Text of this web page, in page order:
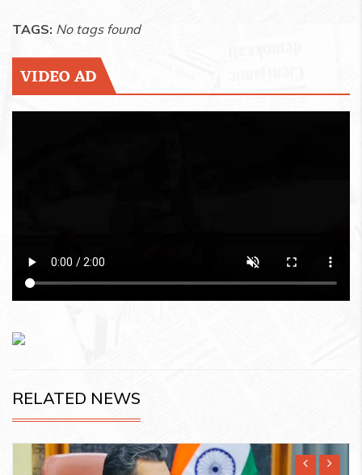
TAGS: No tags found
VIDEO AD
RELATED NEWS